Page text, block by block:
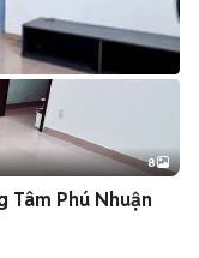
+2
8
Tâm Phú Nhuận